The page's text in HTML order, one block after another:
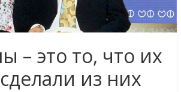
– это то, что их
из них